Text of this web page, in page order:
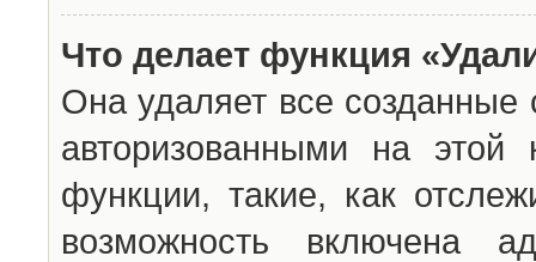
Что делает функция
Она удаляет все созданные
авторизованными на
функции, такие, как
возможность включена